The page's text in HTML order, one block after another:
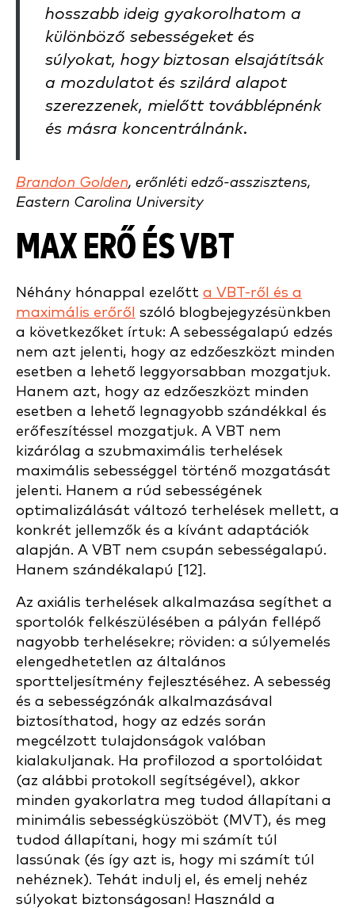
hosszabb ideig gyakorolhatom a
különböző sebességeket és
súlyokat, hogy biztosan elsajátítsák
a mozdulatot és szilárd alapot
szerezzenek, mielőtt továbblépnénk
és másra koncentrálnánk.
Brandon Golden, erőnléti edző-asszisztens,
Eastern Carolina University
MAX ERŐ ÉS VBT
Néhány hónappal ezelőtt a VBT-ről és a
maximális erőről szóló blogbejegyzésünkben
a következőket írtuk: A sebességalapú edzés
nem azt jelenti, hogy az edzőeszközt minden
esetben a lehető leggyorsabban mozgatjuk.
Hanem azt, hogy az edzőeszközt minden
esetben a lehető legnagyobb szándékkal és
erőfeszítéssel mozgatjuk. A VBT nem
kizárólag a szubmaximális terhelések
maximális sebességgel történő mozgatását
jelenti. Hanem a rúd sebességének
optimalizálását változó terhelések mellett, a
konkrét jellemzők és a kívánt adaptációk
alapján. A VBT nem csupán sebességalapú.
Hanem szándékalapú [12].
Az axiális terhelések alkalmazása segíthet a
sportolók felkészülésében a pályán fellépő
nagyobb terhelésekre; röviden: a súlyemelés
elengedhetetlen az általános
sportteljesítmény fejlesztéséhez. A sebesség
és a sebességzónák alkalmazásával
biztosíthatod, hogy az edzés során
megcélzott tulajdonságok valóban
kialakuljanak. Ha profilozod a sportolóidat
(az alábbi protokoll segítségével), akkor
minden gyakorlatra meg tudod állapítani a
minimális sebességküszöböt (MVT), és meg
tudod állapítani, hogy mi számít túl
lassúnak (és így azt is, hogy mi számít túl
nehéznek). Tehát indulj el, és emelj nehéz
súlyokat biztonságosan! Használd a